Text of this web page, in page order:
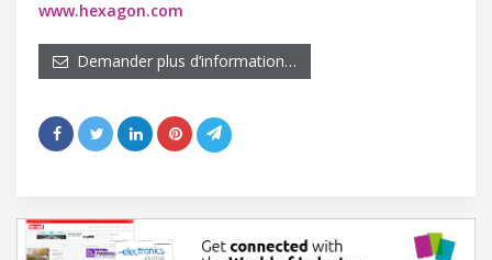
www.hexagon.com
Demander plus d’information…